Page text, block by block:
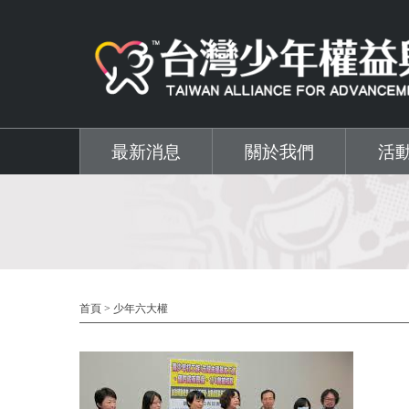
最新消息 關於我們 活
首頁 > 少年六大權